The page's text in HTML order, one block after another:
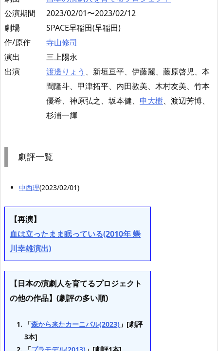
公演期間
2023/02/01〜2023/02/12
劇場
SPACE早稲田(早稲田)
作/原作
寺山修司
演出
三上陽永
出演
渡邊りょう 、新垣亘平、伊藤麗、藤原啓児、本
間隆斗、甲津拓平、内田敦美、木村友美、竹本
優希、神原弘之、坂本健、 申大樹、渡辺芳博、
杉浦一輝
劇評一覧
中西理(2023/02/01)
【再演】
血は立ったまま眠っている(2010年 蜷
川幸雄演出)
【日本の演劇人を育てるプロジェクト
の他の作品】(劇評の多い順)
「森から来たカーニバル(2023) 」[劇評
3本]